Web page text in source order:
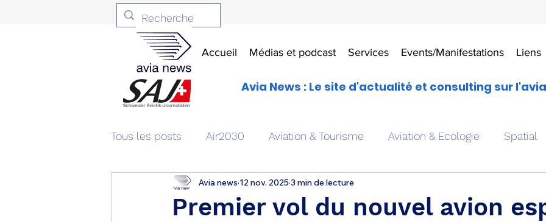
Accueil Médias et podcast Services Events/Manifestations Liens
Avia News : Le site d'actualité et consulting sur
Tous les posts Air2030 Aviation & Tourisme Aviation & Ecologie Spatial
Aviation & Défense Livres Drones aériens
Premier vol du nouvel avion
Avia news 12 nov. 20253 min de lecture